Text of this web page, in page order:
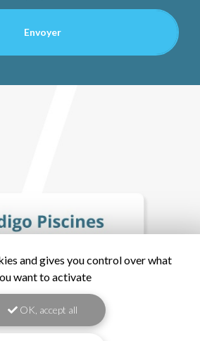
and gives you control over what
want to activate
OK, accept all